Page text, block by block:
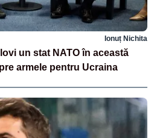
Ionuț Nichita
un stat NATO în această
armele pentru Ucraina